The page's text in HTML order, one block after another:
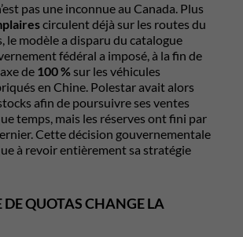
pas une inconnue au Canada. Plus
circulent déjà sur les routes du
le modèle a disparu du catalogue
fédéral a imposé, à la fin de
de 100 % sur les véhicules
en Chine. Polestar avait alors
afin de poursuivre ses ventes
temps, mais les réserves ont fini par
Cette décision gouvernementale
à revoir entièrement sa stratégie
DE QUOTAS CHANGE LA